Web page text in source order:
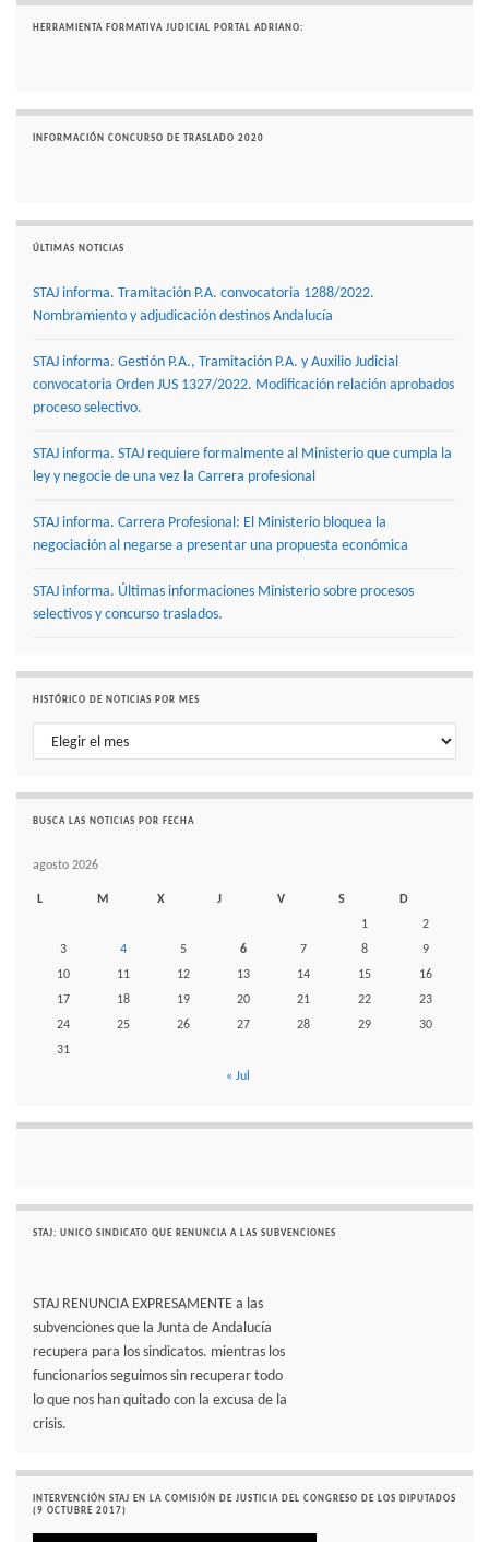
HERRAMIENTA FORMATIVA JUDICIAL PORTAL ADRIANO:
INFORMACIÓN CONCURSO DE TRASLADO 2020
ÚLTIMAS NOTICIAS
STAJ informa. Tramitación P.A. convocatoria 1288/2022.
Nombramiento y adjudicación destinos Andalucía
STAJ informa. Gestión P.A., Tramitación P.A. y Auxilio Judicial
convocatoria Orden JUS 1327/2022. Modificación relación aprobados
proceso selectivo.
STAJ informa. STAJ requiere formalmente al Ministerio que cumpla la
ley y negocie de una vez la Carrera profesional
STAJ informa. Carrera Profesional: El Ministerio bloquea la
negociación al negarse a presentar una propuesta económica
STAJ informa. Últimas informaciones Ministerio sobre procesos
selectivos y concurso traslados.
HISTÓRICO DE NOTICIAS POR MES
Histórico de noticias por mes
BUSCA LAS NOTICIAS POR FECHA
agosto 2026
L M X J V S
D
1
2
3
4 5 6 7 8
9
10
11 12 13 14 15
16
17
18 19 20 21 22
23
24
25 26 27 28 29
30
31
« Jul
STAJ: UNICO SINDICATO QUE RENUNCIA A LAS SUBVENCIONES
STAJ RENUNCIA EXPRESAMENTE a las
subvenciones que la Junta de Andalucía
recupera para los sindicatos. mientras los
funcionarios seguimos sin recuperar todo
lo que nos han quitado con la excusa de la
crisis.
INTERVENCIÓN STAJ EN LA COMISIÓN DE JUSTICIA DEL CONGRESO DE LOS DIPUTADOS
(9 OCTUBRE 2017)